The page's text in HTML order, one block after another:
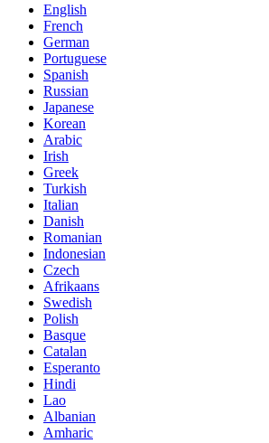
English
French
German
Portuguese
Spanish
Russian
Japanese
Korean
Arabic
Irish
Greek
Turkish
Italian
Danish
Romanian
Indonesian
Czech
Afrikaans
Swedish
Polish
Basque
Catalan
Esperanto
Hindi
Lao
Albanian
Amharic